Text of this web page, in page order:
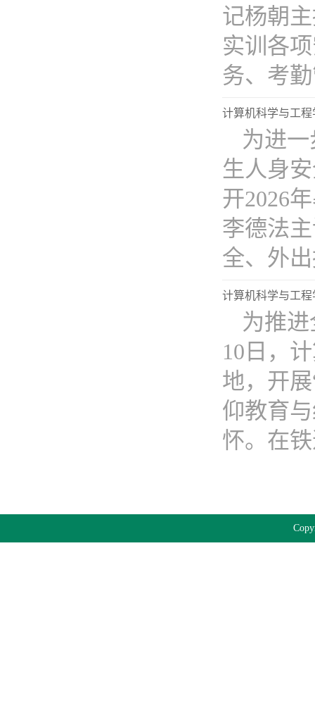
记杨朝
实训各
务、考
计算机科学与工
为进
生人身
开2026
李德法
全、外
计算机科学与工
为推
10日，
地，开
仰教育
怀。在